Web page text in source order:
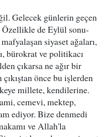
Gelecek günlerin geçen
Özellikle de Eylül sonu-
siyaset ağaları,
bürokrat ve politikacı
çıkarsa ne ağır bir
önce bu işlerden
millete, kendilerine.
cemevi, mektep,
ediyor. Bize denmedi
ve Allah'la